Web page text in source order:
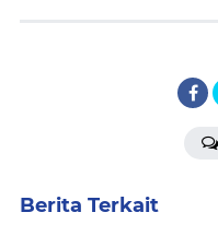
Berita Terkait